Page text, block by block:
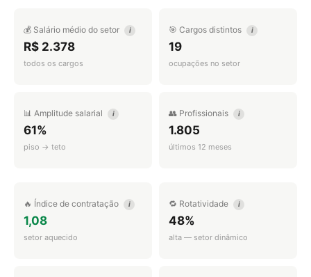
💰 Salário médio do setor i
R$ 2.378
todos os cargos
🎯 Cargos distintos i
19
ocupações no setor
📊 Amplitude salarial i
61%
piso → teto
👥 Profissionais i
1.805
últimos 12 meses
🔥 Índice de contratação i
1,08
setor aquecido
🔁 Rotatividade i
48%
alta — setor dinâmico